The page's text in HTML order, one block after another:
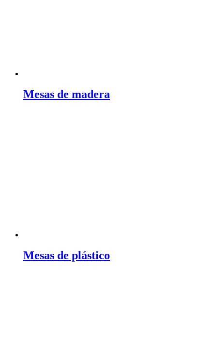
Mesas de madera
Mesas de plástico